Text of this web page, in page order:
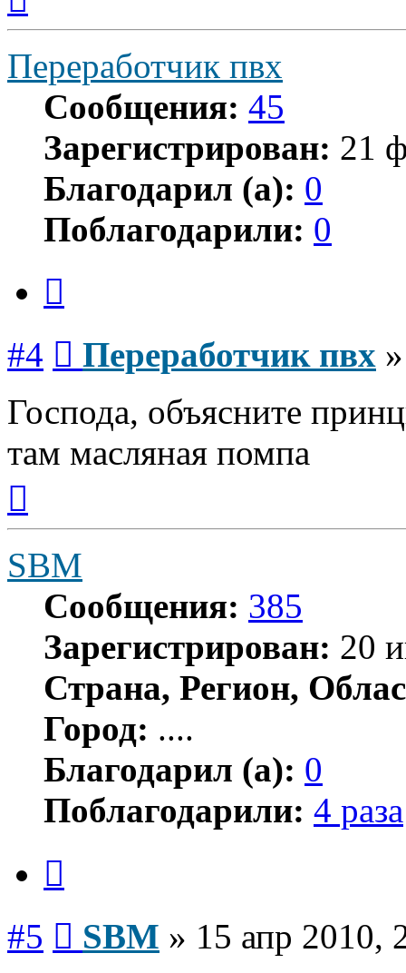
началу
Переработчик пвх
Сообщения: 45
Зарегистрирован: 21
Благодарил (а): 0
Поблагодарили: 0
#4 Переработчик пвх
Господа, объясните
там масляная помпа
началу
SBM
Сообщения: 385
Зарегистрирован: 20
Страна, Регион,
Город: ....
Благодарил (а): 0
Поблагодарили: 4 раза
#5 SBM » 15 апр 2010,